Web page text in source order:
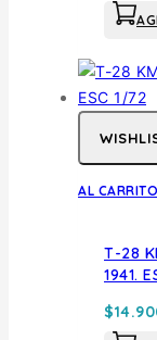
AL CARRITO
T-28
1941.
$